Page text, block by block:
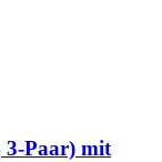
3-Paar) mit